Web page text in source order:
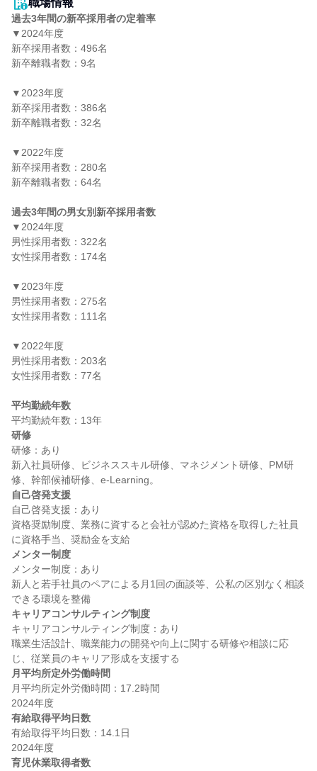
職場情報
過去3年間の新卒採用者の定着率
▼2024年度
新卒採用者数：496名
新卒離職者数：9名
▼2023年度
新卒採用者数：386名
新卒離職者数：32名
▼2022年度
新卒採用者数：280名
新卒離職者数：64名
過去3年間の男女別新卒採用者数
▼2024年度
男性採用者数：322名
女性採用者数：174名
▼2023年度
男性採用者数：275名
女性採用者数：111名
▼2022年度
男性採用者数：203名
女性採用者数：77名
平均勤続年数
研修
研修：あり
新入社員研修、ビジネススキル研修、マネジメント研修、PM研
自己啓発支援
自己啓発支援：あり
資格奨励制度、業務に資すると会社が認めた資格を取得した社員
メンター制度
メンター制度：あり
新人と若手社員のペアによる月1回の面談等、公私の区別なく相談
キャリアコンサルティング制度
キャリアコンサルティング制度：あり
職業生活設計、職業能力の開発や向上に関する研修や相談に応
月平均所定外労働時間
月平均所定外労働時間：17.2時間
有給取得平均日数
有給取得平均日数：14.1日
育児休業取得者数